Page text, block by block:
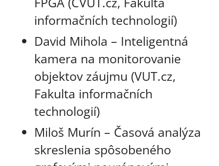
informačních technologií)
David Mihola – Inteligentná
kamera na monitorovanie
objektov záujmu (VUT.cz,
Fakulta informačních
technologií)
Miloš Murín – Časová analýza
skreslenia spôsobeného